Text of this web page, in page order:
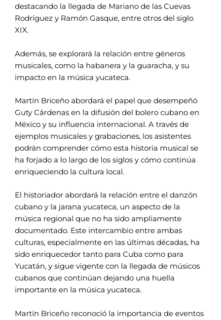
destacando la llegada de Mariano de las Cuevas
Rodríguez y Ramón Gasque, entre otros del siglo
XIX.
Además, se explorará la relación entre géneros
musicales, como la habanera y la guaracha, y su
impacto en la música yucateca.
Martín Briceño abordará el papel que desempeñó
Guty Cárdenas en la difusión del bolero cubano en
México y su influencia internacional. A través de
ejemplos musicales y grabaciones, los asistentes
podrán comprender cómo esta historia musical se
ha forjado a lo largo de los siglos y cómo continúa
enriqueciendo la cultura local.
El historiador abordará la relación entre el danzón
cubano y la jarana yucateca, un aspecto de la
música regional que no ha sido ampliamente
documentado. Este intercambio entre ambas
culturas, especialmente en las últimas décadas, ha
sido enriquecedor tanto para Cuba como para
Yucatán, y sigue vigente con la llegada de músicos
cubanos que continúan dejando una huella
importante en la música yucateca.
Martín Briceño reconoció la importancia de eventos